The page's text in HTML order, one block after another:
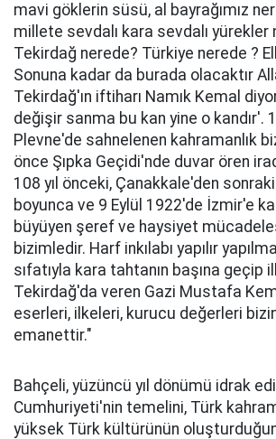
mavi göklerin süsü, al bayrağımız
millete sevdalı kara sevdalı yürekler
Tekirdağ nerede? Türkiye nerede ?
Sonuna kadar da burada olacaktır
Tekirdağ'ın iftiharı Namık Kemal
değişir sanma bu kan yine o kandır'.
Plevne'de sahnelenen kahramanlık
önce Şıpka Geçidi'nde duvar ören
108 yıl önceki, Çanakkale'den sonraki
boyunca ve 9 Eylül 1922'de İzmir'e
büyüyen şeref ve haysiyet
bizimledir. Harf inkılabı yapılır
sıfatıyla kara tahtanın başına geçip
Tekirdağ'da veren Gazi Mustafa
eserleri, ilkeleri, kurucu değerleri
emanettir."
Bahçeli, yüzüncü yıl dönümü idrak
Cumhuriyeti'nin temelini, Türk
yüksek Türk kültürünün